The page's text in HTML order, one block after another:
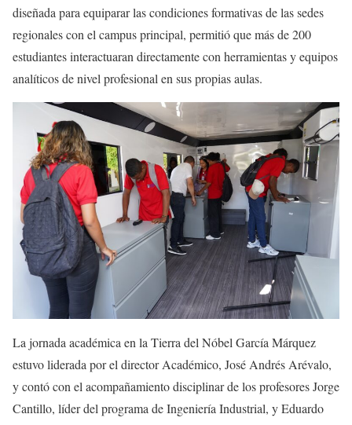
diseñada para equiparar las condiciones formativas de las sedes
regionales con el campus principal, permitió que más de 200
estudiantes interactuaran directamente con herramientas y equipos
analíticos de nivel profesional en sus propias aulas.
La jornada académica en la Tierra del Nóbel García Márquez
estuvo liderada por el director Académico, José Andrés Arévalo,
y contó con el acompañamiento disciplinar de los profesores Jorge
Cantillo, líder del programa de Ingeniería Industrial, y Eduardo